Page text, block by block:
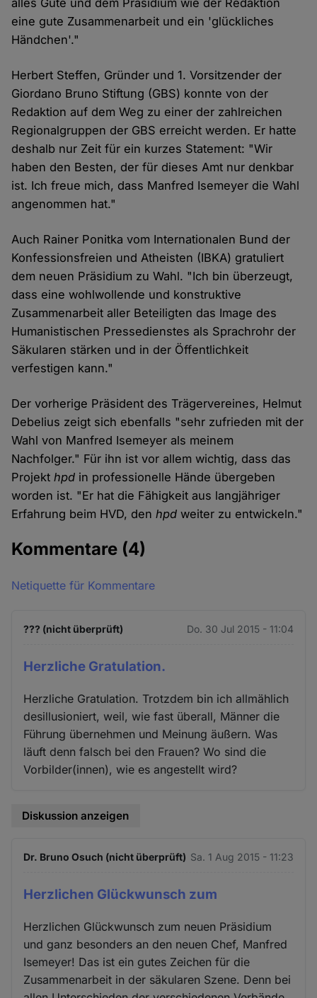
alles Gute und dem Präsidium wie der Redaktion
eine gute Zusammenarbeit und ein 'glückliches
Händchen'."
Herbert Steffen, Gründer und 1. Vorsitzender der
Giordano Bruno Stiftung (GBS) konnte von der
Redaktion auf dem Weg zu einer der zahlreichen
Regionalgruppen der GBS erreicht werden. Er hatte
deshalb nur Zeit für ein kurzes Statement: "Wir
haben den Besten, der für dieses Amt nur denkbar
ist. Ich freue mich, dass Manfred Isemeyer die Wahl
angenommen hat."
Auch Rainer Ponitka vom Internationalen Bund der
Konfessionsfreien und Atheisten (IBKA) gratuliert
dem neuen Präsidium zu Wahl. "Ich bin überzeugt,
dass eine wohlwollende und konstruktive
Zusammenarbeit aller Beteiligten das Image des
Humanistischen Pressedienstes als Sprachrohr der
Säkularen stärken und in der Öffentlichkeit
verfestigen kann."
Der vorherige Präsident des Trägervereines, Helmut
Debelius zeigt sich ebenfalls "sehr zufrieden mit der
Wahl von Manfred Isemeyer als meinem
Nachfolger." Für ihn ist vor allem wichtig, dass das
Projekthpd in professionelle Hände übergeben
worden ist. "Er hat die Fähigkeit aus langjähriger
Erfahrung beim HVD, denhpd weiter zu entwickeln."
Kommentare (4)
Netiquette für Kommentare
??? (nicht überprüft) Do. 30 Jul 2015 - 11:04
Herzliche Gratulation.
Herzliche Gratulation. Trotzdem bin ich allmählich
desillusioniert, weil, wie fast überall, Männer die
Führung übernehmen und Meinung äußern. Was
läuft denn falsch bei den Frauen? Wo sind die
Vorbilder(innen), wie es angestellt wird?
Diskussion anzeigen
Dr. Bruno Osuch (nicht überprüft) Sa. 1 Aug 2015 - 11:23
Herzlichen Glückwunsch zum
Herzlichen Glückwunsch zum neuen Präsidium
und ganz besonders an den neuen Chef, Manfred
Isemeyer! Das ist ein gutes Zeichen für die
Zusammenarbeit in der säkularen Szene. Denn bei